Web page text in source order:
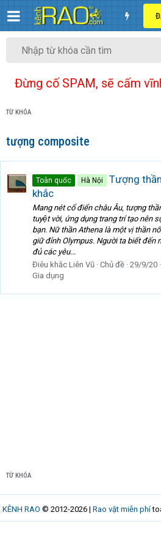
Đừng cố SPAM, sẽ cấm
TỪ KHÓA
tượng composite
Toàn quốc Hà Nội
Tượng
khắc
Mang nét cổ điển châu Âu, tượng
tuyệt vời, ứng dụng trang trí tạo nên
bạn. Nữ thần Athena là một vị thần
giữ đỉnh Olympus. Người ta biết đến
đủ các yêu...
Điêu khắc Liên Vũ Chủ đề 29/9/20
Gia dụng
TỪ KHÓA
KÊNH RAO © 2012-2026 | Rao vặt miễn phí